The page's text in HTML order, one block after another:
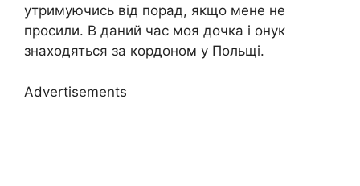
утримуючись від порад, якщо мене не
просили. В даний час моя дочка і онук
знаходяться за кордоном у Польщі.
Advertisements